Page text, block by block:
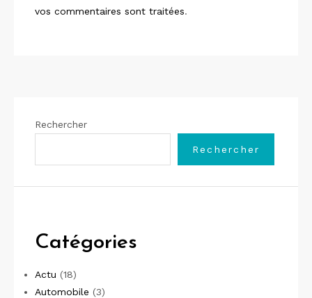
vos commentaires sont traitées.
Rechercher
Rechercher
Catégories
Actu (18)
Automobile (3)